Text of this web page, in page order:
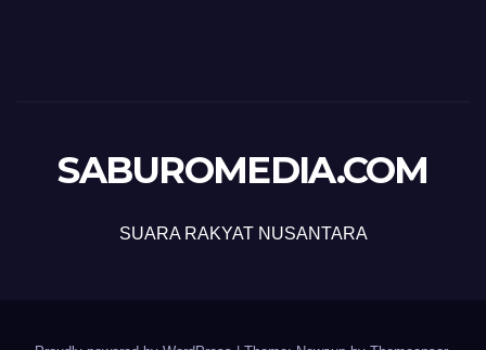
SABUROMEDIA.COM
SUARA RAKYAT NUSANTARA